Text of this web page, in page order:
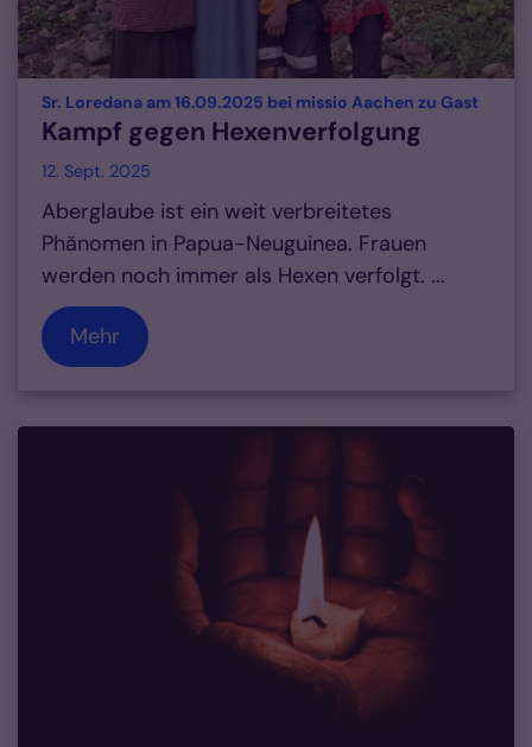
Sr. Loredana am 16.09.2025 bei missio Aachen zu Gast:
Kampf gegen Hexenverfolgung
12. Sept. 2025
Aberglaube ist ein weit verbreitetes
Phänomen in Papua-Neuguinea. Frauen
werden noch immer als Hexen verfolgt. ...
Mehr